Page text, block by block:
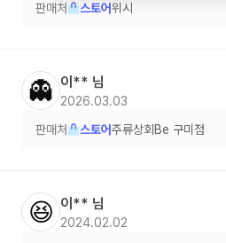
판매처 스토어위시
👻 이** 님
2026.03.03
판매처 스토어주류상회Be 구미점
😆 이** 님
2024.02.02